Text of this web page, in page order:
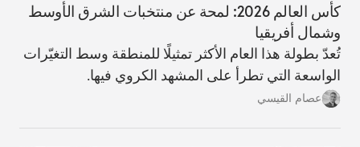
كأس العالم 2026: لمحة عن منتخبات الشرق الأوسط
وشمال أفريقيا
تُعدّ بطولة هذا العام الأكثر تمثيلًا للمنطقة وسط التغيّرات
الواسعة التي تطرأ على المشهد الكروي فيها.
عصام القيسي